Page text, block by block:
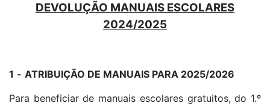
DEVOLUÇÃO MANUAIS ESCOLARES
2024/2025
1 - ATRIBUIÇÃO DE MANUAIS PARA 2025/2026
Para beneficiar de manuais escolares gratuitos, do 1.º